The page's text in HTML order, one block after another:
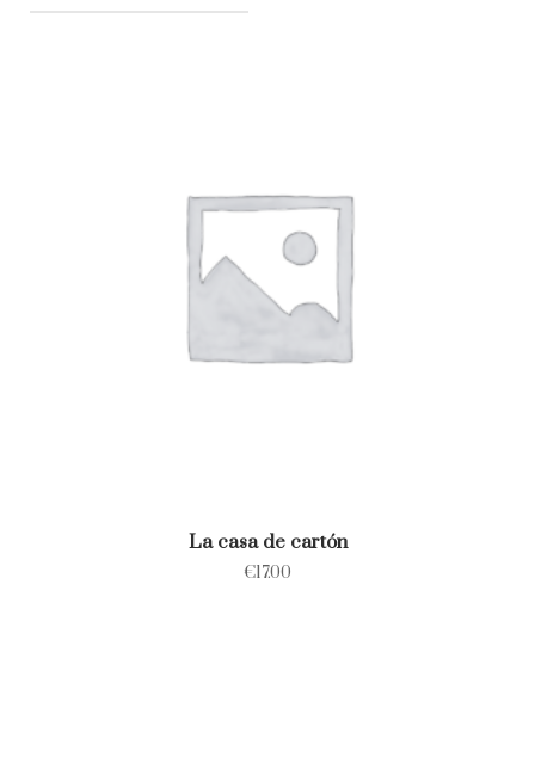
La casa de cartón
€17.00